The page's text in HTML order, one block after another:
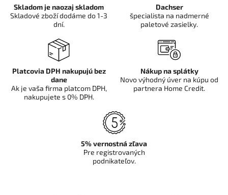
Skladom je naozaj skladom
Skladové zboží dodáme do 1-3
dní.
Dachser
špecialista na nadmerné
paletové zasielky.
Platcovia DPH nakupujú bez
dane
Ak je vaša firma platcom DPH,
nakupujete s 0% DPH.
Nákup na splátky
Novo výhodný úver na kúpu od
partnera Home Credit.
5% vernostná zľava
Pre registrovaných
podnikateľov.